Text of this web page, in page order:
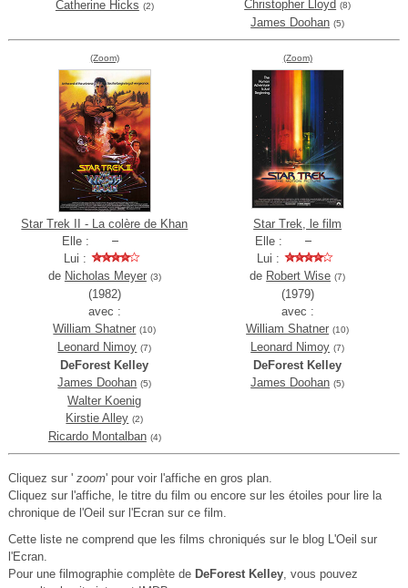
Catherine Hicks (2)
Christopher Lloyd (8)
James Doohan (5)
(Zoom)
Star Trek II - La colère de Khan
Elle :
Lui :
de Nicholas Meyer (3)
(1982)
avec :
William Shatner (10)
Leonard Nimoy (7)
DeForest Kelley
James Doohan (5)
Walter Koenig
Kirstie Alley (2)
Ricardo Montalban (4)
(Zoom)
Star Trek, le film
Elle :
Lui :
de Robert Wise (7)
(1979)
avec :
William Shatner (10)
Leonard Nimoy (7)
DeForest Kelley
James Doohan (5)
Cliquez sur ' zoom' pour voir l'affiche en gros plan.
Cliquez sur l'affiche, le titre du film ou encore sur les étoiles pour lire la
chronique de l'Oeil sur l'Ecran sur ce film.
Cette liste ne comprend que les films chroniqués sur le blog L'Oeil sur
l'Ecran.
Pour une filmographie complète de DeForest Kelley, vous pouvez